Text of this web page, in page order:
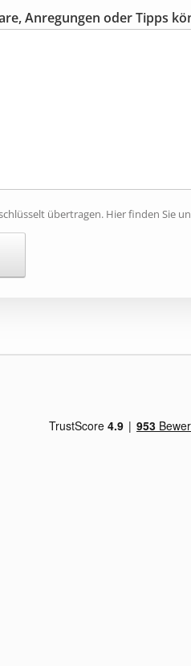
Anregungen oder Tipps
übertragen. Hier finden Sie